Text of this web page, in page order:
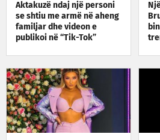
Aktakuzë ndaj një personi
se shtiu me armë në aheng
familjar dhe videon e
publikoi në “Tik-Tok”